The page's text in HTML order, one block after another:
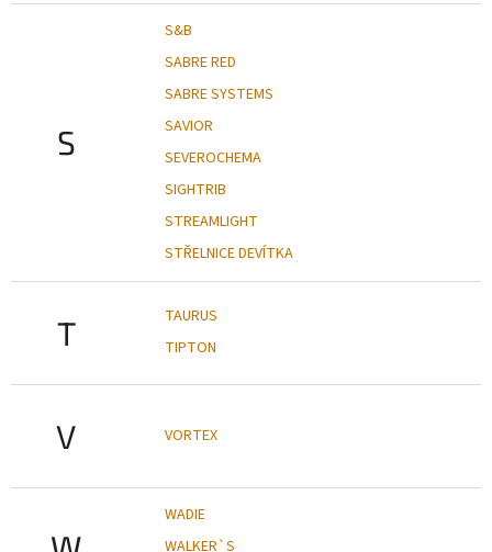
S
S&B
SABRE RED
SABRE SYSTEMS
SAVIOR
SEVEROCHEMA
SIGHTRIB
STREAMLIGHT
STŘELNICE DEVÍTKA
T
TAURUS
TIPTON
V VORTEX
WADIE
WALKER`S